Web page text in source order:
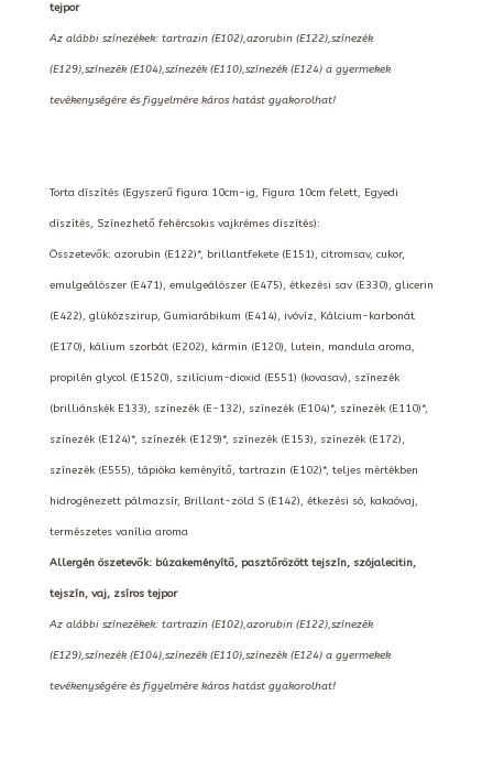
tejpor
Az alábbi színezékek: tartrazin (E102),azorubin (E122),színezék
(E129),színezék (E104),színezék (E110),színezék (E124) a gyermekek
tevékenységére és figyelmére káros hatást gyakorolhat!
Torta díszítés (Egyszerű figura 10cm-ig, Figura 10cm felett, Egyedi
díszítés, Színezhető fehércsokis vajkrémes díszítés):
Összetevők: azorubin (E122)*, brillantfekete (E151), citromsav, cukor,
emulgeálószer (E471), emulgeálószer (E475), étkezési sav (E330), glicerin
(E422), glükózszirup, Gumiarábikum (E414), ivóvíz, Kálcium-karbonát
(E170), kálium szorbát (E202), kármin (E120), lutein, mandula aroma,
propilén glycol (E1520), szilícium-dioxid (E551) (kovasav), színezék
(brilliánskék E133), színezék (E-132), színezék (E104)*, színezék (E110)*,
színezék (E124)*, színezék (E129)*, színezék (E153), színezék (E172),
színezék (E555), tápióka keményítő, tartrazin (E102)*, teljes mértékben
hidrogénezett pálmazsír, Brillant-zöld S (E142), étkezési só, kakaóvaj,
természetes vanília aroma
Allergén öszetevők: búzakeményítő, pasztőrözött tejszín, szójalecitin,
tejszín, vaj, zsíros tejpor
Az alábbi színezékek: tartrazin (E102),azorubin (E122),színezék
(E129),színezék (E104),színezék (E110),színezék (E124) a gyermekek
tevékenységére és figyelmére káros hatást gyakorolhat!